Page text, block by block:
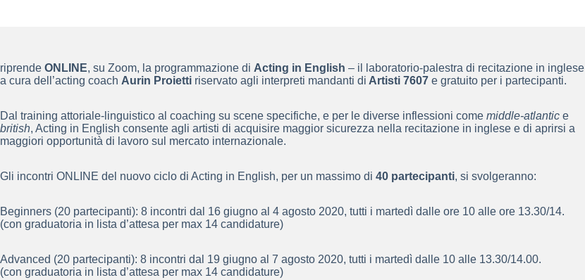
riprende ONLINE, su Zoom, la programmazione di Acting in English – il laboratorio-palestra di recitazione in inglese
a cura dell’acting coach Aurin Proietti riservato agli interpreti mandanti di Artisti 7607 e gratuito per i partecipanti.
Dal training attoriale-linguistico al coaching su scene specifiche, e per le diverse inflessioni come middle-atlantic e
british, Acting in English consente agli artisti di acquisire maggior sicurezza nella recitazione in inglese e di aprirsi a
maggiori opportunità di lavoro sul mercato internazionale.
Gli incontri ONLINE del nuovo ciclo di Acting in English, per un massimo di 40 partecipanti, si svolgeranno:
Beginners (20 partecipanti): 8 incontri dal 16 giugno al 4 agosto 2020, tutti i martedì dalle ore 10 alle ore 13.30/14.
(con graduatoria in lista d’attesa per max 14 candidature)
Advanced (20 partecipanti): 8 incontri dal 19 giugno al 7 agosto 2020, tutti i martedì dalle 10 alle 13.30/14.00.
(con graduatoria in lista d’attesa per max 14 candidature)